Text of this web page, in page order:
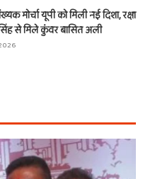
मोर्चा यूपी को मिली नई दिशा, रक्षा
सिंह से मिले कुंवर बासित अली